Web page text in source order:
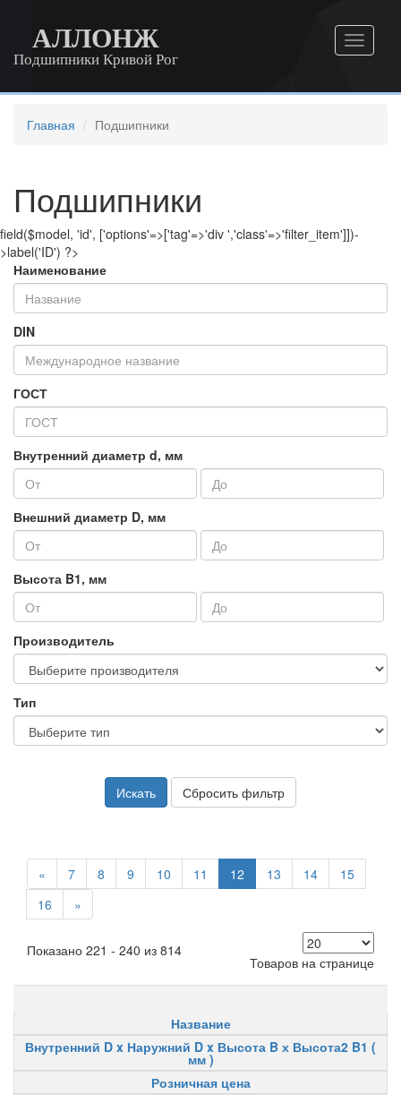
АЛЛОНЖ
Подшипники Кривой Рог
Главная Подшипники
Подшипники
field($model, 'id', ['options'=>['tag'=>'div ','class'=>'filter_item']])-
>label('ID') ?>
Наименование
DIN
ГОСТ
Внутренний диаметр d, мм
Внешний диаметр D, мм
Высота B1, мм
Производитель
Тип
Искать Сбросить фильтр
« 7 8 9 10 11 12 13 14
15
16
»
Показано 221 - 240 из 814
Товаров на странице
Название
Внутренний D x Наружний D x Высота B х Высота2 B1 (
мм )
Розничная цена